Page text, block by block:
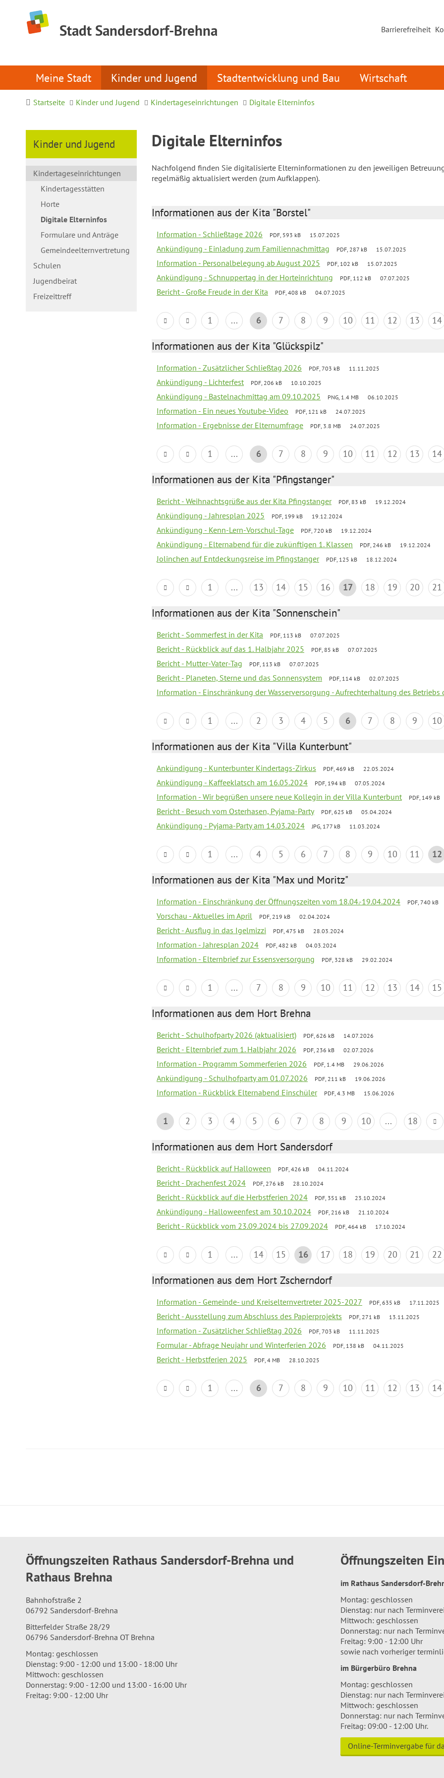
Stadt Sandersdorf-Brehna Barrierefreiheit
Meine Stadt Kinder und Jugend Stadtentwicklung und Bau Wirtschaft
Startseite Kinder und Jugend Kindertageseinrichtungen Digitale Elterninfos
Kinder und Jugend
Kindertageseinrichtungen
Kindertagesstätten
Horte
Digitale Elterninfos
Formulare und Anträge
Gemeindeelternvertretung
Schulen
Jugendbeirat
Freizeittreff
Digitale Elterninfos
Nachfolgend finden Sie digitalisierte Elterninformationen zu den jeweiligen
regelmäßig aktualisiert werden (zum Aufklappen).
Informationen aus der Kita "Borstel"
Information - Schließtage 2026 PDF, 593 kB 15.07.2025
Ankündigung - Einladung zum Familiennachmittag PDF, 287 kB 15.07.2025
Information - Personalbelegung ab August 2025 PDF, 102 kB 15.07.2025
Ankündigung - Schnuppertag in der Horteinrichtung PDF, 112 kB 07.07.2025
Bericht - Große Freude in der Kita PDF, 408 kB 04.07.2025
1 ... 6 7 8 9 10 11 12 13 14
Informationen aus der Kita "Glückspilz"
Information - Zusätzlicher Schließtag 2026 PDF, 703 kB 11.11.2025
Ankündigung - Lichterfest PDF, 206 kB 10.10.2025
Ankündigung - Bastelnachmittag am 09.10.2025 PNG, 1.4 MB 06.10.2025
Information - Ein neues Youtube-Video PDF, 121 kB 24.07.2025
Information - Ergebnisse der Elternumfrage PDF, 3.8 MB 24.07.2025
1 ... 6 7 8 9 10 11 12 13 14
Informationen aus der Kita "Pfingstanger"
Bericht - Weihnachtsgrüße aus der Kita Pfingstanger PDF, 83 kB 19.12.2024
Ankündigung - Jahresplan 2025 PDF, 199 kB 19.12.2024
Ankündigung - Kenn-Lern-Vorschul-Tage PDF, 720 kB 19.12.2024
Ankündigung - Elternabend für die zukünftigen 1. Klassen PDF, 246 kB 19.12.2024
Jolinchen auf Entdeckungsreise im Pfingstanger PDF, 125 kB 18.12.2024
1 ... 13 14 15 16 17 18 19 20 21
Informationen aus der Kita "Sonnenschein"
Bericht - Sommerfest in der Kita PDF, 113 kB 07.07.2025
Bericht - Rückblick auf das 1. Halbjahr 2025 PDF, 85 kB 07.07.2025
Bericht - Mutter-Vater-Tag PDF, 113 kB 07.07.2025
Bericht - Planeten, Sterne und das Sonnensystem PDF, 114 kB 02.07.2025
Information - Einschränkung der Wasserversorgung - Aufrechterhaltung des Betriebs
1 ... 2 3 4 5 6 7 8 9 10
Informationen aus der Kita "Villa Kunterbunt"
Ankündigung - Kunterbunter Kindertags-Zirkus PDF, 469 kB 22.05.2024
Ankündigung - Kaffeeklatsch am 16.05.2024 PDF, 194 kB 07.05.2024
Information - Wir begrüßen unsere neue Kollegin in der Villa Kunterbunt PDF, 149 kB
Bericht - Besuch vom Osterhasen, Pyjama-Party PDF, 625 kB 05.04.2024
Ankündigung - Pyjama-Party am 14.03.2024 JPG, 177 kB 11.03.2024
1 ... 4 5 6 7 8 9 10 11 12
Informationen aus der Kita "Max und Moritz"
Information - Einschränkung der Öffnungszeiten vom 18.04.-19.04.2024 PDF, 740 kB
Vorschau - Aktuelles im April PDF, 219 kB 02.04.2024
Bericht - Ausflug in das Igelmizzi PDF, 475 kB 28.03.2024
Information - Jahresplan 2024 PDF, 482 kB 04.03.2024
Information - Elternbrief zur Essensversorgung PDF, 328 kB 29.02.2024
1 ... 7 8 9 10 11 12 13 14 15
Informationen aus dem Hort Brehna
Bericht - Schulhofparty 2026 (aktualisiert) PDF, 626 kB 14.07.2026
Bericht - Elternbrief zum 1. Halbjahr 2026 PDF, 236 kB 02.07.2026
Information - Programm Sommerferien 2026 PDF, 1.4 MB 29.06.2026
Ankündigung - Schulhofparty am 01.07.2026 PDF, 211 kB 19.06.2026
Information - Rückblick Elternabend Einschüler PDF, 4.3 MB 15.06.2026
1 2 3 4 5 6 7 8 9 10 ... 18
Informationen aus dem Hort Sandersdorf
Bericht - Rückblick auf Halloween PDF, 426 kB 04.11.2024
Bericht - Drachenfest 2024 PDF, 276 kB 28.10.2024
Bericht - Rückblick auf die Herbstferien 2024 PDF, 351 kB 23.10.2024
Ankündigung - Halloweenfest am 30.10.2024 PDF, 216 kB 21.10.2024
Bericht - Rückblick vom 23.09.2024 bis 27.09.2024 PDF, 464 kB 17.10.2024
1 ... 14 15 16 17 18 19 20 21 22
Informationen aus dem Hort Zscherndorf
Information - Gemeinde- und Kreiselternvertreter 2025-2027 PDF, 635 kB 17.11.2025
Bericht - Ausstellung zum Abschluss des Papierprojekts PDF, 271 kB 13.11.2025
Information - Zusätzlicher Schließtag 2026 PDF, 703 kB 11.11.2025
Formular - Abfrage Neujahr und Winterferien 2026 PDF, 138 kB 04.11.2025
Bericht - Herbstferien 2025 PDF, 4 MB 28.10.2025
1 ... 6 7 8 9 10 11 12 13 14
Öffnungszeiten Rathaus Sandersdorf-Brehna und
Rathaus Brehna
Bahnhofstraße 2
06792 Sandersdorf-Brehna
Bitterfelder Straße 28/29
06796 Sandersdorf-Brehna OT Brehna
Montag: geschlossen
Dienstag: 9:00 - 12:00 und 13:00 - 18:00 Uhr
Mittwoch: geschlossen
Donnerstag: 9:00 - 12:00 und 13:00 - 16:00 Uhr
Freitag: 9:00 - 12:00 Uhr
Öffnungszeiten
im Rathaus Sandersdorf-
Montag: geschlossen
Dienstag: nur nach
Mittwoch: geschlossen
Donnerstag: nur nach
Freitag: 9:00 - 12:00 Uhr
sowie nach vorheriger
im Bürgerbüro Brehna
Montag: geschlossen
Dienstag: nur nach
Mittwoch: geschlossen
Donnerstag: nur nach
Freitag: 09:00 - 12:00 Uhr.
Online-Terminvergabe für